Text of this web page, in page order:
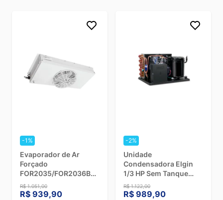
-1%
Evaporador de Ar
Forçado
FOR2035/FOR2036BCT
BCO Elgin
45FOR3036BCT - 220V
R$ 1.051,00
R$ 939,90
-2%
Unidade
Condensadora Elgin
1/3 HP Sem Tanque
45UCP0115E2I - 220V
R$ 1.122,00
R$ 989,90